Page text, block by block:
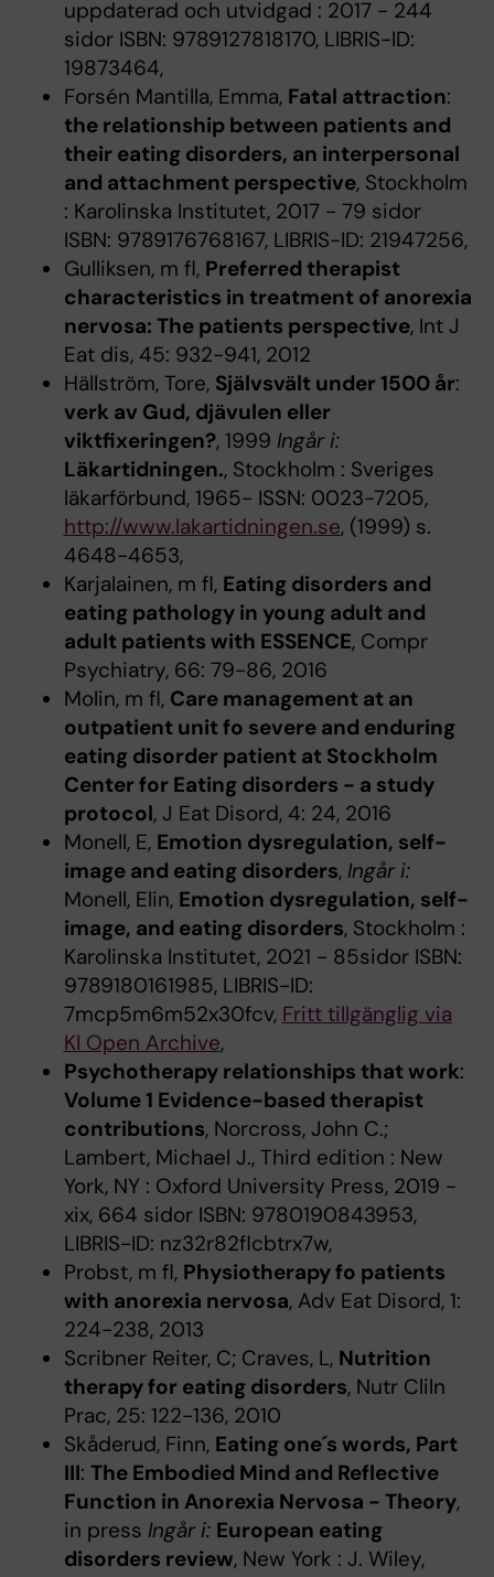
uppdaterad och utvidgad : 2017 - 244
sidor ISBN: 9789127818170, LIBRIS-ID:
19873464,
Forsén Mantilla, Emma, Fatal attraction:
the relationship between patients and
their eating disorders, an interpersonal
and attachment perspective, Stockholm
: Karolinska Institutet, 2017 - 79 sidor
ISBN: 9789176768167, LIBRIS-ID: 21947256,
Gulliksen, m fl, Preferred therapist
characteristics in treatment of anorexia
nervosa: The patients perspective, Int J
Eat dis, 45: 932-941, 2012
Hällström, Tore, Självsvält under 1500 år:
verk av Gud, djävulen eller
viktfixeringen?, 1999 Ingår i:
Läkartidningen., Stockholm : Sveriges
läkarförbund, 1965- ISSN: 0023-7205,
http://www.lakartidningen.se, (1999) s.
4648-4653,
Karjalainen, m fl, Eating disorders and
eating pathology in young adult and
adult patients with ESSENCE, Compr
Psychiatry, 66: 79-86, 2016
Molin, m fl, Care management at an
outpatient unit fo severe and enduring
eating disorder patient at Stockholm
Center for Eating disorders - a study
protocol, J Eat Disord, 4: 24, 2016
Monell, E, Emotion dysregulation, self-
image and eating disorders, Ingår i:
Monell, Elin, Emotion dysregulation, self-
image, and eating disorders, Stockholm :
Karolinska Institutet, 2021 - 85sidor ISBN:
9789180161985, LIBRIS-ID:
7mcp5m6m52x30fcv, Fritt tillgänglig via
KI Open Archive,
Psychotherapy relationships that work:
Volume 1 Evidence-based therapist
contributions, Norcross, John C.;
Lambert, Michael J., Third edition : New
York, NY : Oxford University Press, 2019 -
xix, 664 sidor ISBN: 9780190843953,
LIBRIS-ID: nz32r82flcbtrx7w,
Probst, m fl, Physiotherapy fo patients
with anorexia nervosa, Adv Eat Disord, 1:
224-238, 2013
Scribner Reiter, C; Craves, L, Nutrition
therapy for eating disorders, Nutr Cliln
Prac, 25: 122-136, 2010
Skåderud, Finn, Eating one´s words, Part
III: The Embodied Mind and Reflective
Function in Anorexia Nervosa - Theory,
in press Ingår i: European eating
disorders review, New York : J. Wiley,